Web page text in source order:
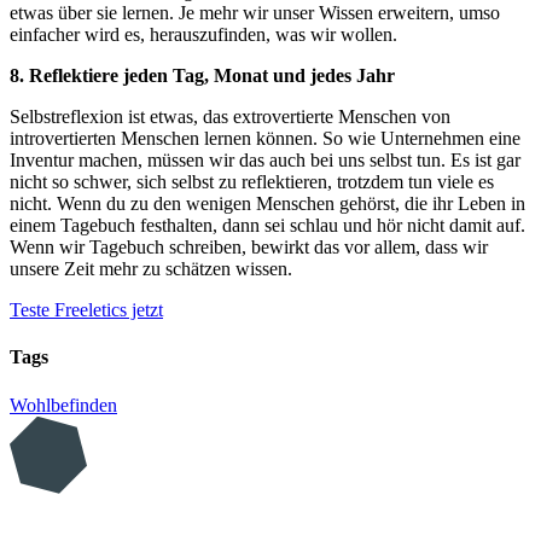
etwas über sie lernen. Je mehr wir unser Wissen erweitern, umso
einfacher wird es, herauszufinden, was wir wollen.
8. Reflektiere jeden Tag, Monat und jedes Jahr
Selbstreflexion ist etwas, das extrovertierte Menschen von
introvertierten Menschen lernen können. So wie Unternehmen eine
Inventur machen, müssen wir das auch bei uns selbst tun. Es ist gar
nicht so schwer, sich selbst zu reflektieren, trotzdem tun viele es
nicht. Wenn du zu den wenigen Menschen gehörst, die ihr Leben in
einem Tagebuch festhalten, dann sei schlau und hör nicht damit auf.
Wenn wir Tagebuch schreiben, bewirkt das vor allem, dass wir
unsere Zeit mehr zu schätzen wissen.
Teste Freeletics jetzt
Tags
Wohlbefinden